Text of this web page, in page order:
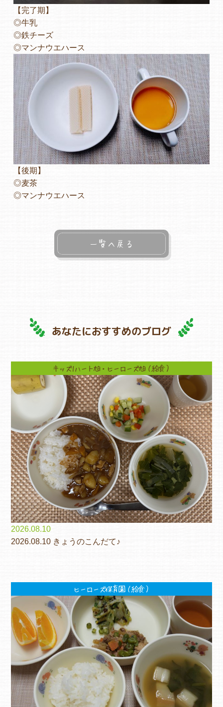
【完了期】
◎牛乳
◎鉄チーズ
◎マンナウエハース
【後期】
◎麦茶
◎マンナウエハース
一覧へ戻る
あなたにおすすめのブログ
キッズ1ハート旭・ヒーローズ旭（給食）
2026.08.10
2026.08.10 きょうのこんだて♪
ヒーローズ保育園（給食）